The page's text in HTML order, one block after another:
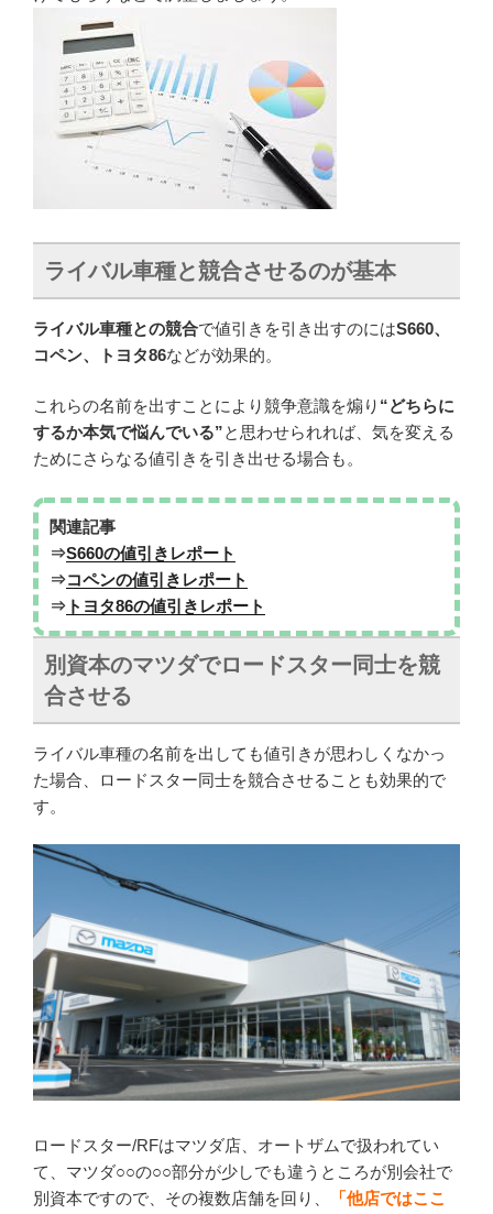
ライバル車種と競合させるのが基本
ライバル車種との競合で値引きを引き出すのにはS660、
コペン、トヨタ86などが効果的。
これらの名前を出すことにより競争意識を煽り “どちらに
するか本気で悩んでいる”と思わせられれば、気を変える
ためにさらなる値引きを引き出せる場合も。
関連記事
⇒S660の値引きレポート
⇒コペンの値引きレポート
⇒ トヨタ86の値引きレポート
別資本のマツダでロードスター同士を競
合させる
ライバル車種の名前を出しても値引きが思わしくなかっ
た場合、ロードスター同士を競合させることも効果的で
す。
ロードスター/RFはマツダ店、オートザムで扱われてい
て、マツダ○○の○○部分が少しでも違うところが別会社で
別資本ですので、その複数店舗を回り、
「他店ではここ